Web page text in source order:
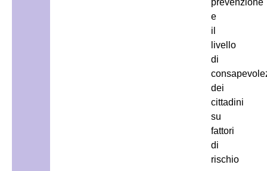
prevenzione
e
il
livello
di
dei
cittadini
su
fattori
di
rischio